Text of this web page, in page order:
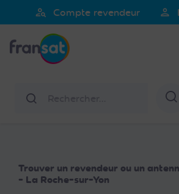
person_search Compte revendeur person
Trouver un revendeur ou un
- La Roche-sur-Yon